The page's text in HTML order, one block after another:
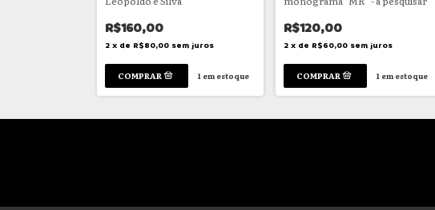
R$160,00
2 x de R$80,00 sem juros
1em estoque
R$120,00
2 x de R$60,00 sem juros
1em estoque